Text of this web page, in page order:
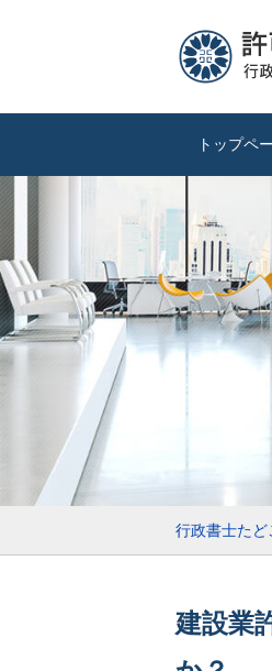
トップペ
行政書士たど
建設業